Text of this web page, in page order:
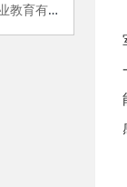
党的二十大报告关于职业教育有哪些新提法？多位专家解读